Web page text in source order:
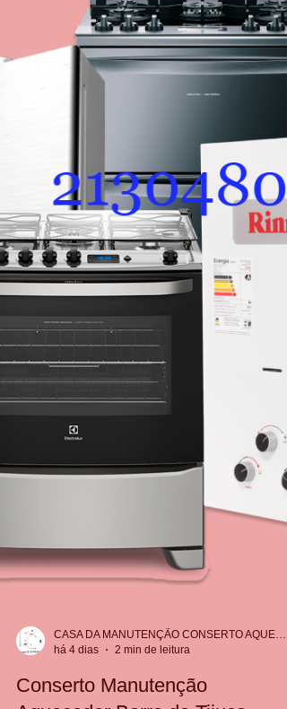
Aquecedores em Curicica Jacarepaguá Conserto
de Aquecedores em Vargem grande RJ
de Aquecedores em Vargem pequena RJ
Conserto de Aquecedores na Taquara RJ
Conserto de Aquecedor Anil Conserto